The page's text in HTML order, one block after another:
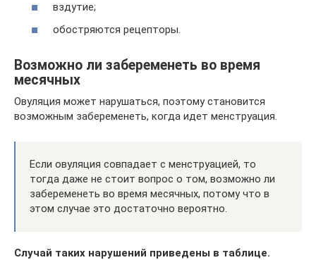
вздутие;
обостряются рецепторы.
Возможно ли забеременеть во время
месячных
Овуляция может нарушаться, поэтому становится
возможным забеременеть, когда идет менструация.
Если овуляция совпадает с менструацией, то
тогда даже не стоит вопрос о том, возможно ли
забеременеть во время месячных, потому что в
этом случае это достаточно вероятно.
Случай таких нарушений приведены в таблице.